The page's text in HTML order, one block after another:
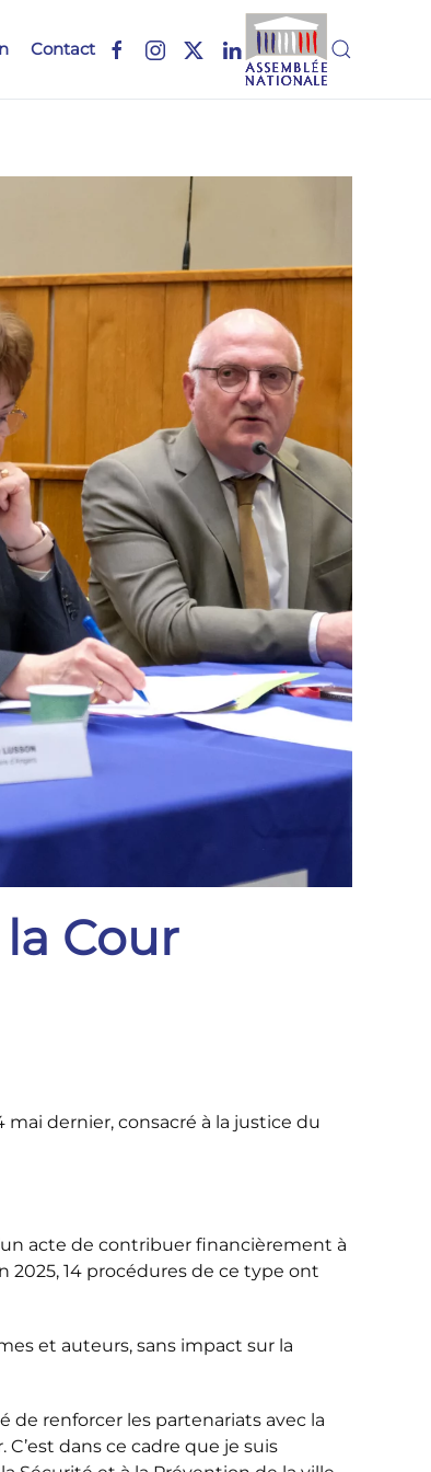
Contact
Cour
mai dernier, consacré à la justice du
acte de contribuer financièrement à
2025, 14 procédures de ce type ont
et auteurs, sans impact sur la
de renforcer les partenariats avec la
dans ce cadre que je suis